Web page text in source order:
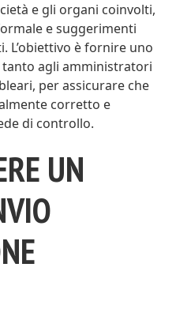
e gli organi coinvolti,
e suggerimenti
L’obiettivo è fornire uno
agli amministratori
per assicurare che
corretto e
di controllo.
UN